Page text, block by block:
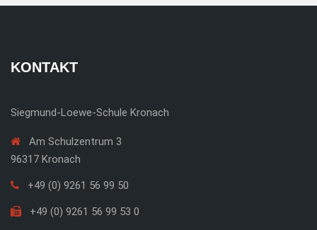
KONTAKT
Siegmund-Loewe-Schule Kronach
Am Schulzentrum 3
96317 Kronach
+49 (0) 9261 56 99 50
+49 (0) 9261 56 99 53 0